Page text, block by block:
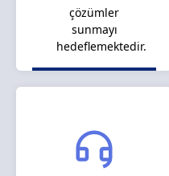
çözümler
sunmayı
hedeflemektedir.